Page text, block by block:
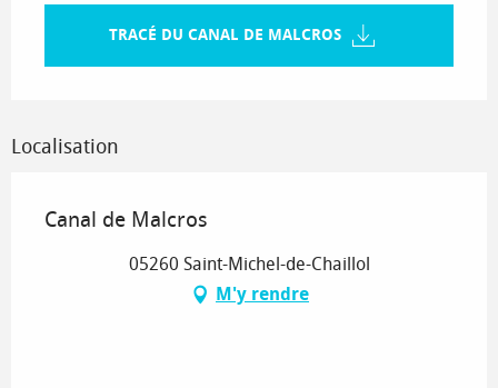
TRACÉ DU CANAL DE MALCROS
Localisation
Canal de Malcros
05260 Saint-Michel-de-Chaillol
M'y rendre